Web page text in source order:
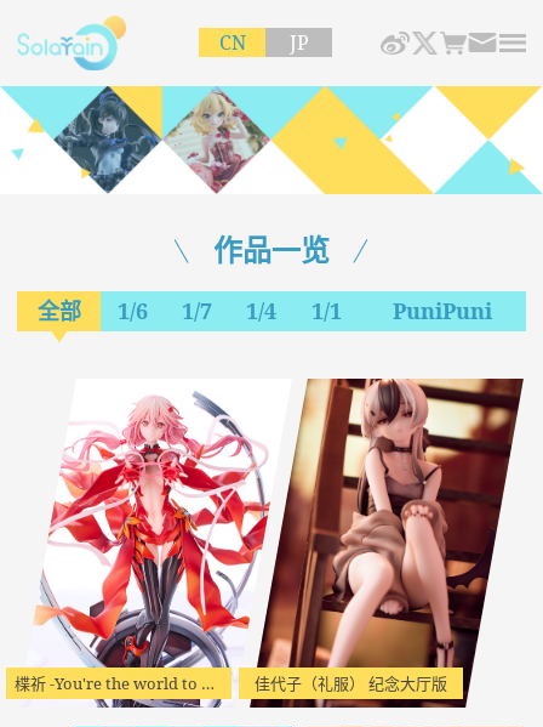
CN JP
作品一览
全部 1/6 1/7 1/4 1/1 PuniPuni
楪祈 -You're the world to me- 佳代子（礼服） 纪念大厅版